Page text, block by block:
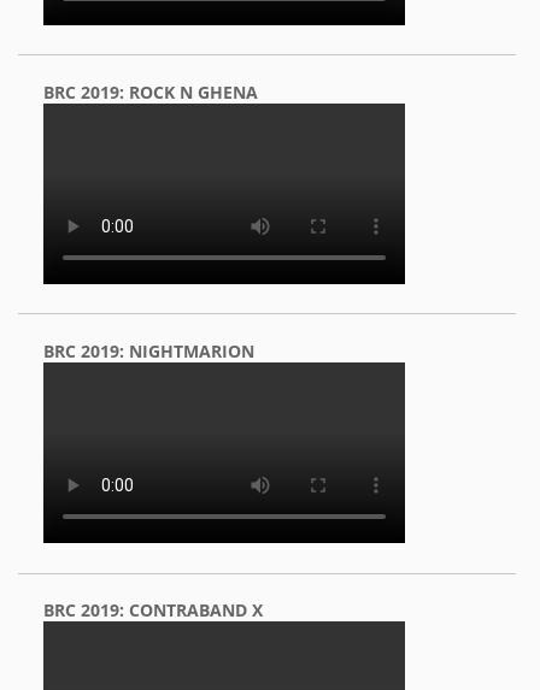
BRC 2019: ROCK N GHENA
BRC 2019: NIGHTMARION
BRC 2019: CONTRABAND X